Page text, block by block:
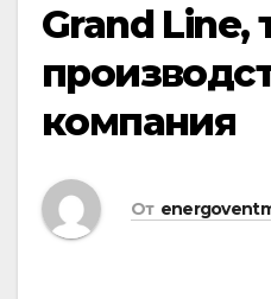
Grand Line,
компания
От